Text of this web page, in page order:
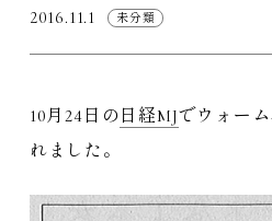
2016.11.1 未分類
10月24日の 日経MJでウォー
れました。